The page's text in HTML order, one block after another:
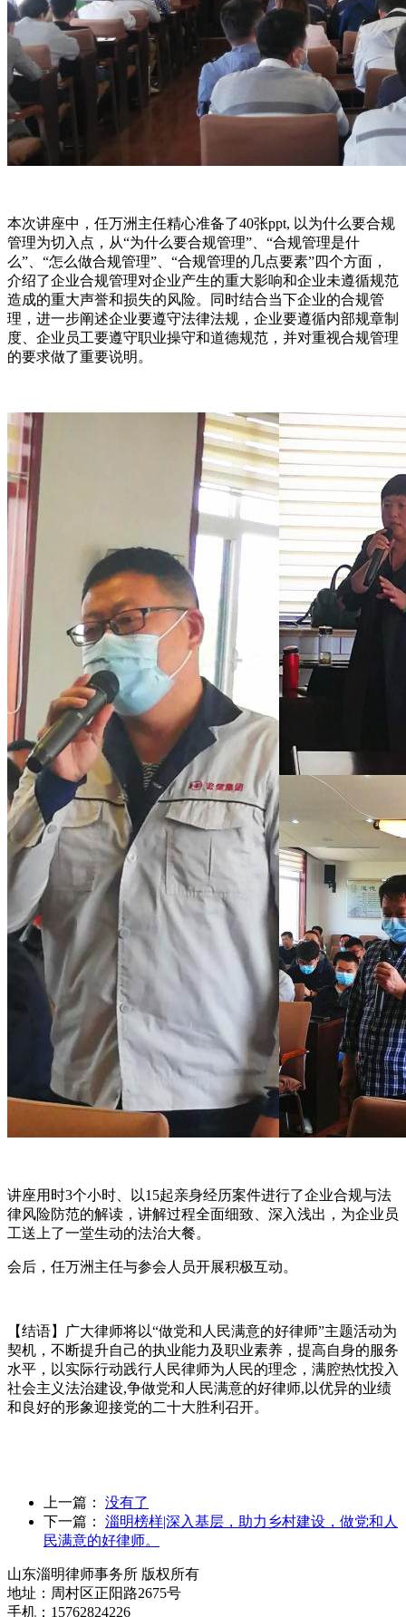
本次讲座中，任万洲主任精心准备了40张ppt, 以为什么要合规
管理为切入点，从“为什么要合规管理”、“合规管理是什
么”、“怎么做合规管理”、“合规管理的几点要素”四个方面，
介绍了企业合规管理对企业产生的重大影响和企业未遵循规范
造成的重大声誉和损失的风险。同时结合当下企业的合规管
理，进一步阐述企业要遵守法律法规，企业要遵循内部规章制
度、企业员工要遵守职业操守和道德规范，并对重视合规管理
的要求做了重要说明。
讲座用时3个小时、以15起亲身经历案件进行了企业合规与法
律风险防范的解读，讲解过程全面细致、深入浅出，为企业员
工送上了一堂生动的法治大餐。
会后，任万洲主任与参会人员开展积极互动。
【结语】广大律师将以“做党和人民满意的好律师”主题活动为
契机，不断提升自己的执业能力及职业素养，提高自身的服务
水平，以实际行动践行人民律师为人民的理念，满腔热忱投入
社会主义法治建设,争做党和人民满意的好律师,以优异的业绩
和良好的形象迎接党的二十大胜利召开。
上一篇：
没有了
下一篇：
淄明榜样|深入基层，助力乡村建设，做党和人
民满意的好律师。
山东淄明律师事务所 版权所有
地址：周村区正阳路2675号
手机：15762824226